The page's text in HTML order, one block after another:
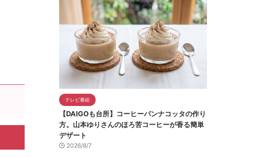
テレビ番組
【DAIGOも台所】コーヒーパンナコッタの作り
方。山本ゆりさんのほろ苦コーヒーが香る簡単
デザート
2026/8/7